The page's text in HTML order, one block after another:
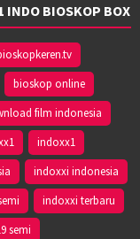
INDO BIOSKOP BOX
bioskop online
film indonesia
indoxx1
indoxxi indonesia
indoxxi terbaru
semi